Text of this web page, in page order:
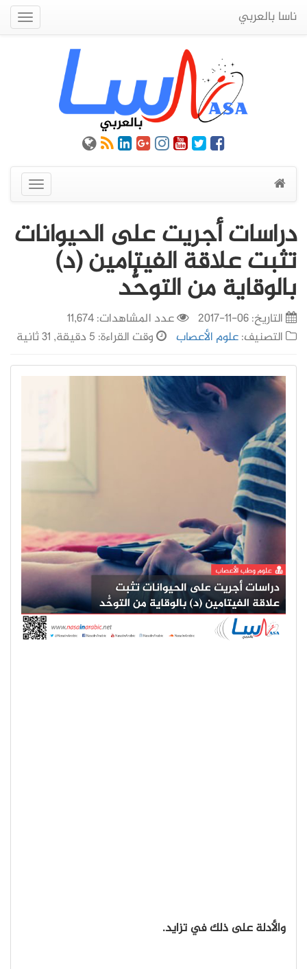
ناسا بالعربي
عرض
القائمة
دراسات أجريت على الحيوانات
تثبت علاقة الفيتامين (د)
بالوقاية من التوحُّد
التاريخ:06-11-2017
عدد المشاهدات: 11,674
التصنيف:علوم الأعصاب وقت القراءة: 5 دقيقة, 31 ثانية
والأدلة على ذلك في تزايد.